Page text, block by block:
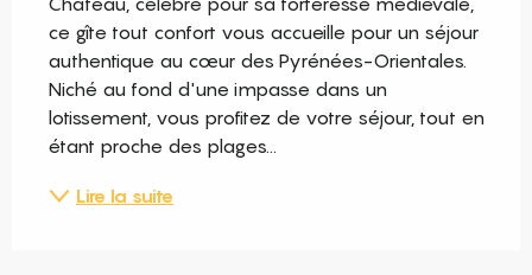
ce gîte tout confort vous accueille pour un séjour
authentique au cœur des Pyrénées-Orientales.
Niché au fond d'une impasse dans un
lotissement, vous profitez de votre séjour, tout en
étant proche des plages...
Lire la suite